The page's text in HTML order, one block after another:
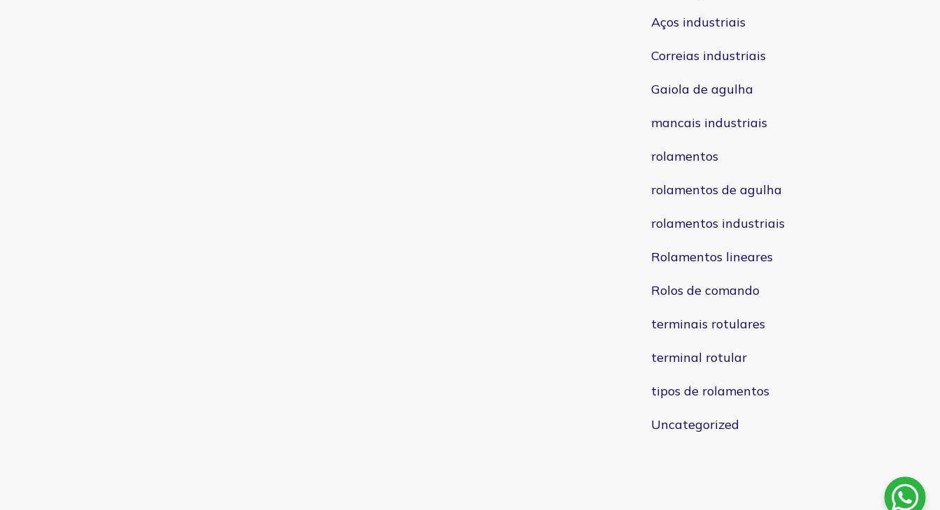
Aços industriais
Correias industriais
Gaiola de agulha
mancais industriais
rolamentos
rolamentos de agulha
rolamentos industriais
Rolamentos lineares
Rolos de comando
terminais rotulares
terminal rotular
tipos de rolamentos
Uncategorized